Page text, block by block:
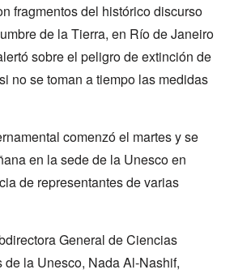
fragmentos del histórico discurso
de la Tierra, en Río de Janeiro
sobre el peligro de extinción de
no se toman a tiempo las medidas
comenzó el martes y se
en la sede de la Unesco en
de representantes de varias
General de Ciencias
la Unesco, Nada Al-Nashif,